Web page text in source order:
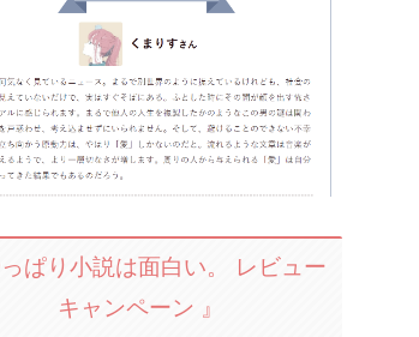
っぱり小説は面白い。 レビュー
キャンペーン 』